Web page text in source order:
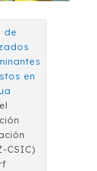
CSIC)